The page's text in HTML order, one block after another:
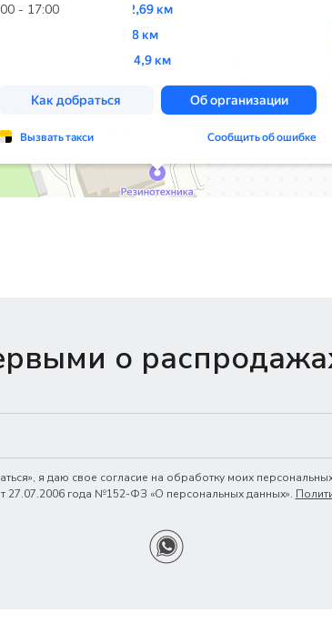
- 17:00
о
я даю свое согласие на обработку моих
27.07.2006 года №152-ФЗ «О персональных данных».